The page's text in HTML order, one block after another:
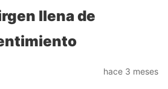
llena de
hace 3 meses